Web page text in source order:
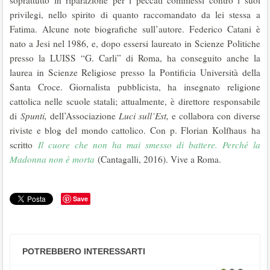
privilegi, nello spirito di quanto raccomandato da lei stessa a
Fatima. Alcune note biografiche sull’autore. Federico Catani è
nato a Jesi nel 1986, e, dopo essersi laureato in Scienze Politiche
presso la LUISS “G. Carli” di Roma, ha conseguito anche la
laurea in Scienze Religiose presso la Pontificia Università della
Santa Croce. Giornalista pubblicista, ha insegnato religione
cattolica nelle scuole statali; attualmente, è direttore responsabile
di Spunti, dell’AssociazioneLuci sull’Est, e collabora con diverse
riviste e blog del mondo cattolico. Con p. Florian Kolfhaus ha
scritto Il cuore che non ha mai smesso di battere. Perché la
Madonna non è morta (Cantagalli, 2016). Vive a Roma.
Save
POTREBBERO INTERESSARTI